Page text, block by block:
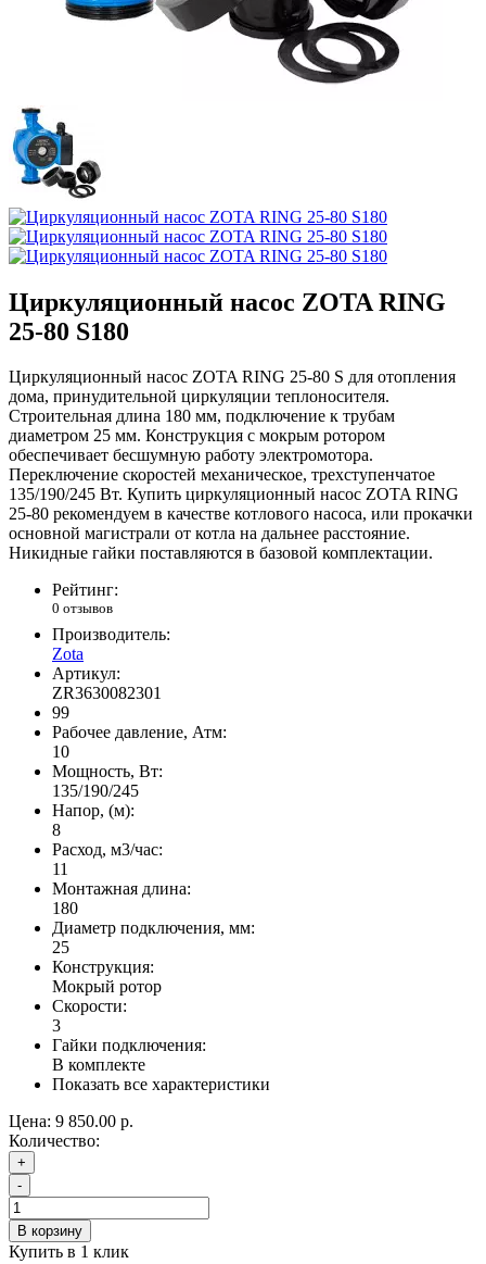
Циркуляционный насос ZOTA RING
25-80 S180
Циркуляционный насос ZOTA RING 25-80 S для отопления
дома, принудительной циркуляции теплоносителя.
Строительная длина 180 мм, подключение к трубам
диаметром 25 мм. Конструкция с мокрым ротором
обеспечивает бесшумную работу электромотора.
Переключение скоростей механическое, трехступенчатое
135/190/245 Вт. Купить циркуляционный насос ZOTA RING
25-80 рекомендуем в качестве котлового насоса, или прокачки
основной магистрали от котла на дальнее расстояние.
Никидные гайки поставляются в базовой комплектации.
Рейтинг:
0 отзывов
Производитель:
Zota
Артикул:
ZR3630082301
99
Рабочее давление, Атм:
10
Мощность, Вт:
135/190/245
Напор, (м):
8
Расход, м3/час:
11
Монтажная длина:
180
Диаметр подключения, мм:
25
Конструкция:
Мокрый ротор
Скорости:
3
Гайки подключения:
В комплекте
Показать все характеристики
Цена: 9 850.00 р.
Количество:
+
-
В корзину
Купить в 1 клик